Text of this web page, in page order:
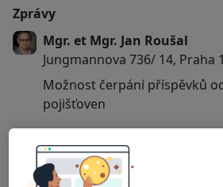
Zprávy
Mgr. et Mgr. Jan Roušal
Jungmannova 736/ 14, Praha
Možnost čerpání příspěvků
pojišťoven
10/03/2026